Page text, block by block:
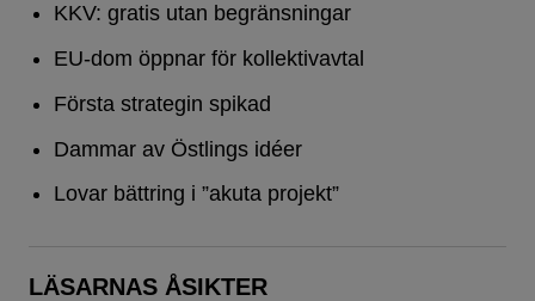
KKV: gratis utan begränsningar
EU-dom öppnar för kollektivavtal
Första strategin spikad
Dammar av Östlings idéer
Lovar bättring i ”akuta projekt”
LÄSARNAS ÅSIKTER